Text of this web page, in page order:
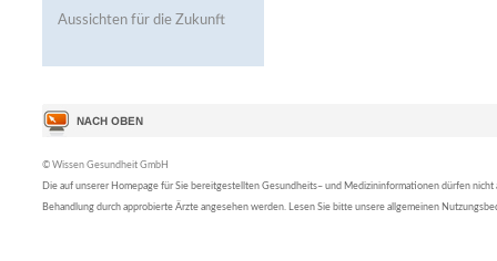
Aussichten für die Zukunft
© Wissen Gesundheit GmbH
Die auf unserer Homepage für Sie bereitgestellten Gesundheits– und Medizininformationen dürfen nicht
Behandlung durch approbierte Ärzte angesehen werden. Lesen Sie bitte unsere allgemeinen